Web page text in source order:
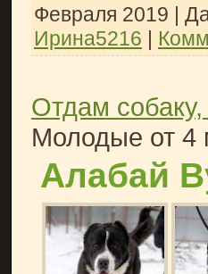
Февраля 2019 |
Ирина5216 |
Отдам
Молодые от 4
Алабай